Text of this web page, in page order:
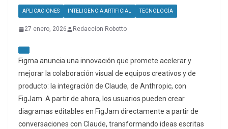
APLICACIONES INTELIGENCIA ARTIFICIAL TECNOLOGÍA
27 enero, 2026 Redaccion Robotto
Figma anuncia una innovación que promete acelerar y
mejorar la colaboración visual de equipos creativos y de
producto: la integración de Claude, de Anthropic, con
FigJam. A partir de ahora, los usuarios pueden crear
diagramas editables en FigJam directamente a partir de
conversaciones con Claude, transformando ideas escritas